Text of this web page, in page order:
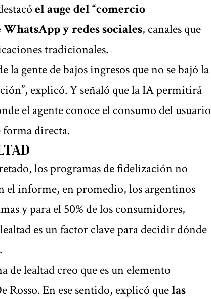
el auge del “comercio
y redes sociales, canales que
tradicionales.
la gente de bajos ingresos que no se bajó la
explicó. Y señaló que la IA permitirá
el agente conoce el consumo del usuario
directa.
los programas de fidelización no
el informe, en promedio, los argentinos
y para el 50% de los consumidores,
es un factor clave para decidir dónde
de lealtad creo que es un elemento
En ese sentido, explicó quelas